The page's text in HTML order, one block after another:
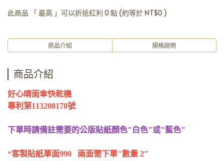
此商品 「 最高 」可以折抵紅利 0點 (約等於 NT$0 )
商品介紹 規格說明
商品介紹
好心晴雨傘快乾機
專利第113208178號
下單時請備註需要的公版貼紙顏色"白色"或"藍色"
*客製貼紙單面990 兩面需下單"數量 2"